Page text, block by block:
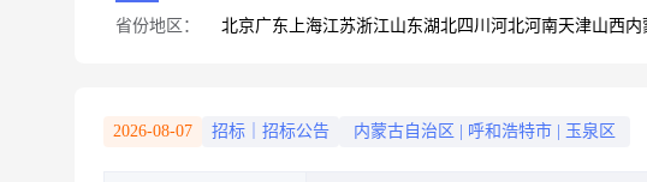
省份地区： 北京广东 上海江苏浙江山东湖北四川 河北河南天津山西内
2026-08-07 招标｜招标公告 内蒙古自治区 呼和浩特市 玉泉区